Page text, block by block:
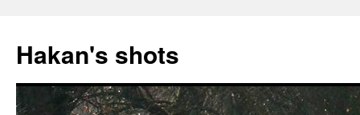
contenu
Hakan's shots